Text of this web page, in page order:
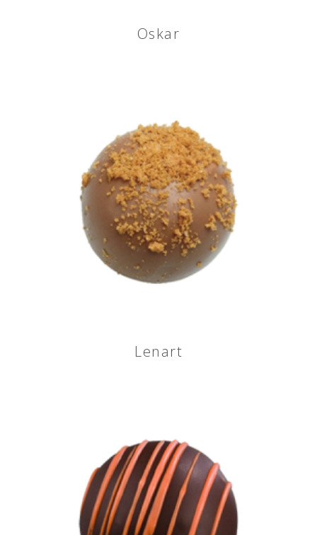
Oskar
Lenart